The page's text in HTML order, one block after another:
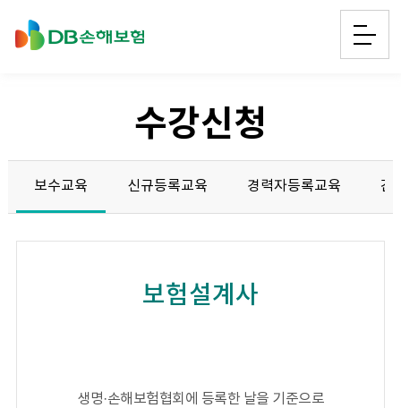
수강신청
보수교육 신규등록교육 경력자등록교육 간
보험설계사
생명·손해보험협회에 등록한 날을 기준으로